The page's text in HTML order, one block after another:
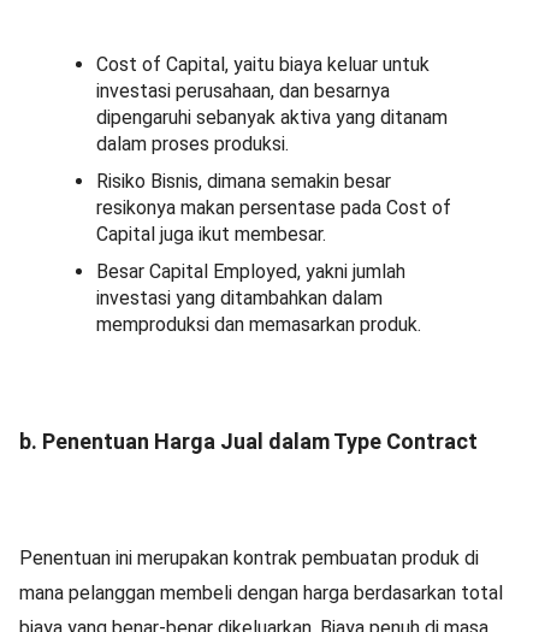
Cost of Capital, yaitu biaya keluar untuk
investasi perusahaan, dan besarnya
dipengaruhi sebanyak aktiva yang ditanam
dalam proses produksi.
Risiko Bisnis, dimana semakin besar
resikonya makan persentase pada Cost of
Capital juga ikut membesar.
Besar Capital Employed, yakni jumlah
investasi yang ditambahkan dalam
memproduksi dan memasarkan produk.
b. Penentuan Harga Jual dalam Type Contract
Penentuan ini merupakan kontrak pembuatan produk di
mana pelanggan membeli dengan harga berdasarkan total
biaya yang benar-benar dikeluarkan. Biaya penuh di masa